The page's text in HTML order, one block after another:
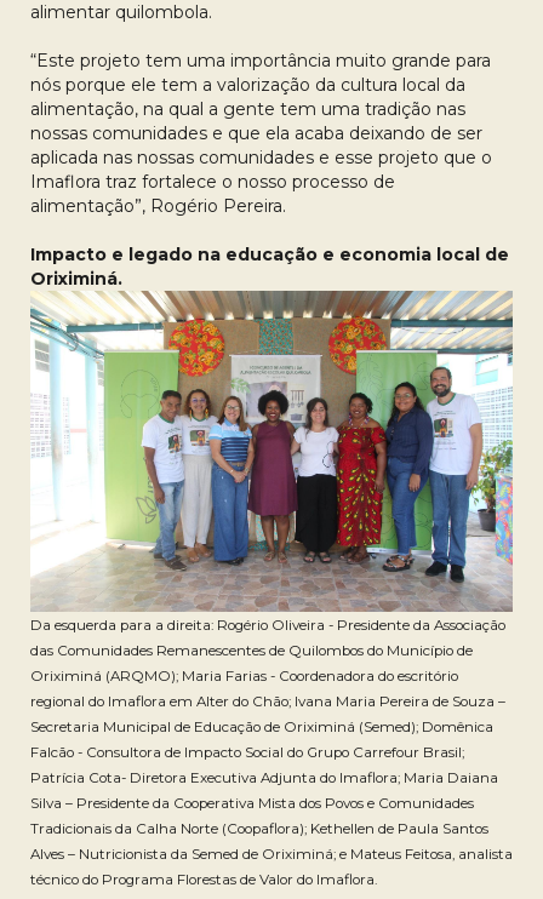
alimentar quilombola.
“Este projeto tem uma importância muito grande para
nós porque ele tem a valorização da cultura local da
alimentação, na qual a gente tem uma tradição nas
nossas comunidades e que ela acaba deixando de ser
aplicada nas nossas comunidades e esse projeto que o
Imaflora traz fortalece o nosso processo de
alimentação”, Rogério Pereira.
Impacto e legado na educação e economia local de
Oriximiná.
Da esquerda para a direita: Rogério Oliveira - Presidente da Associação
das Comunidades Remanescentes de Quilombos do Município de
Oriximiná (ARQMO); Maria Farias - Coordenadora do escritório
regional do Imaflora em Alter do Chão; Ivana Maria Pereira de Souza –
Secretaria Municipal de Educação de Oriximiná (Semed); Domênica
Falcão - Consultora de Impacto Social do Grupo Carrefour Brasil;
Patrícia Cota- Diretora Executiva Adjunta do Imaflora; Maria Daiana
Silva – Presidente da Cooperativa Mista dos Povos e Comunidades
Tradicionais da Calha Norte (Coopaflora); Kethellen de Paula Santos
Alves – Nutricionista da Semed de Oriximiná; e Mateus Feitosa, analista
técnico do Programa Florestas de Valor do Imaflora.